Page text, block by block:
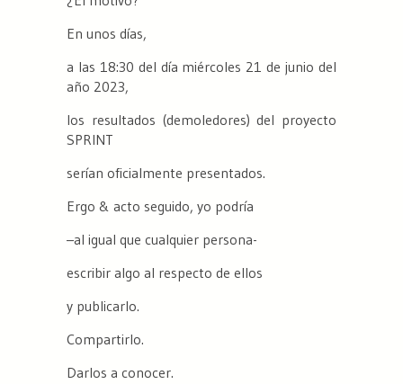
En unos días,
a las 18:30 del día miércoles 21 de junio del
año 2023,
los resultados (demoledores) del proyecto
SPRINT
serían oficialmente presentados.
Ergo & acto seguido, yo podría
–al igual que cualquier persona-
escribir algo al respecto de ellos
y publicarlo.
Compartirlo.
Darlos a conocer.